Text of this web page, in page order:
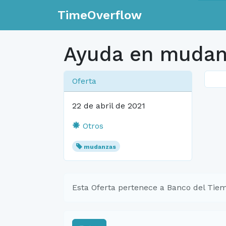
TimeOverflow
Ayuda en
Oferta
22 de abril de 2021
Otros
mudanzas
Esta Oferta pertenece a Banco del